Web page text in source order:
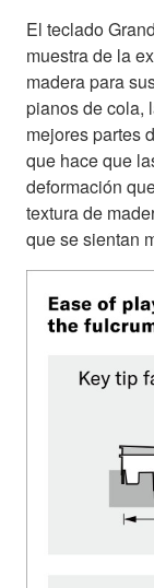
El teclado
muestra de la
madera para
pianos de cola,
mejores partes
que hace que
deformación
textura de
que se sientan